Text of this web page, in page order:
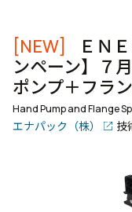
[NEW]
ＥＮ
ンペーン】７
ポンプ＋フラ
Hand Pump and Flange
エナパック（株） 技